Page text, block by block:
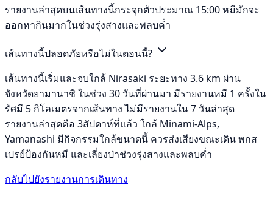
รายงานล่าสุดบนเส้นทางนี้กระจุกตัวประมาณ 15:00 หมีมักจะ
ออกหากินมากในช่วงรุ่งสางและพลบค่ำ
เส้นทางนี้ปลอดภัยหรือไม่ในตอนนี้?
เส้นทางนี้เริ่มและจบใกล้ Nirasaki ระยะทาง 3.6 km ผ่าน
จังหวัดยามานาชิ ในช่วง 30 วันที่ผ่านมา มีรายงานหมี 1 ครั้งใน
รัศมี 5 กิโลเมตรจากเส้นทาง ไม่มีรายงานใน 7 วันล่าสุด
รายงานล่าสุดคือ 3สัปดาห์ที่แล้ว ใกล้ Minami-Alps,
Yamanashi มีกิจกรรมใกล้ขนาดนี้ ควรส่งเสียงขณะเดิน พกส
เปรย์ป้องกันหมี และเลี่ยงป่าช่วงรุ่งสางและพลบค่ำ
กลับไปยังรายงานการเดินทาง